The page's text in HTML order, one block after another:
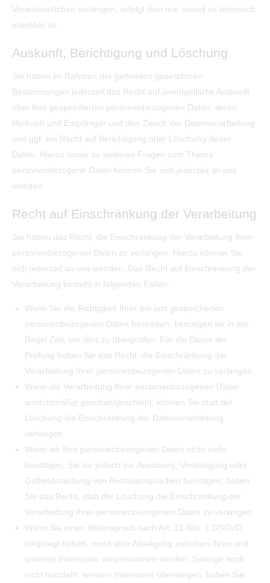
Verantwortlichen verlangen, erfolgt dies nur, soweit es technisch
machbar ist.
Auskunft, Berichtigung und Löschung
Sie haben im Rahmen der geltenden gesetzlichen
Bestimmungen jederzeit das Recht auf unentgeltliche Auskunft
über Ihre gespeicherten personenbezogenen Daten, deren
Herkunft und Empfänger und den Zweck der Datenverarbeitung
und ggf. ein Recht auf Berichtigung oder Löschung dieser
Daten. Hierzu sowie zu weiteren Fragen zum Thema
personenbezogene Daten können Sie sich jederzeit an uns
wenden.
Recht auf Einschränkung der Verarbeitung
Sie haben das Recht, die Einschränkung der Verarbeitung Ihrer
personenbezogenen Daten zu verlangen. Hierzu können Sie
sich jederzeit an uns wenden. Das Recht auf Einschränkung der
Verarbeitung besteht in folgenden Fällen:
Wenn Sie die Richtigkeit Ihrer bei uns gespeicherten
personenbezogenen Daten bestreiten, benötigen wir in der
Regel Zeit, um dies zu überprüfen. Für die Dauer der
Prüfung haben Sie das Recht, die Einschränkung der
Verarbeitung Ihrer personenbezogenen Daten zu verlangen.
Wenn die Verarbeitung Ihrer personenbezogenen Daten
unrechtmäßig geschah/geschieht, können Sie statt der
Löschung die Einschränkung der Datenverarbeitung
verlangen.
Wenn wir Ihre personenbezogenen Daten nicht mehr
benötigen, Sie sie jedoch zur Ausübung, Verteidigung oder
Geltendmachung von Rechtsansprüchen benötigen, haben
Sie das Recht, statt der Löschung die Einschränkung der
Verarbeitung Ihrer personenbezogenen Daten zu verlangen.
Wenn Sie einen Widerspruch nach Art. 21 Abs. 1 DSGVO
eingelegt haben, muss eine Abwägung zwischen Ihren und
unseren Interessen vorgenommen werden. Solange noch
nicht feststeht, wessen Interessen überwiegen, haben Sie